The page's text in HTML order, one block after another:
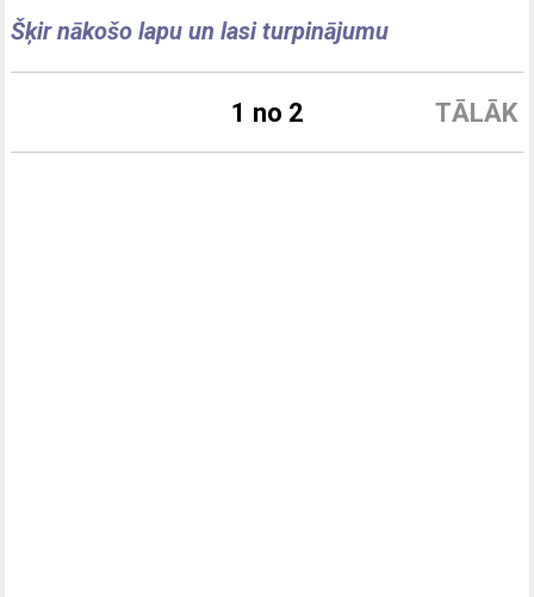
Šķir nākošo lapu un lasi turpinājumu
TĀLĀK
1 no 2